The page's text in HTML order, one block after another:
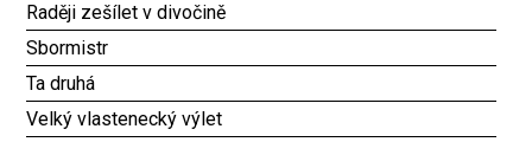
Raději zešílet v divočině
Sbormistr
Ta druhá
Velký vlastenecký výlet